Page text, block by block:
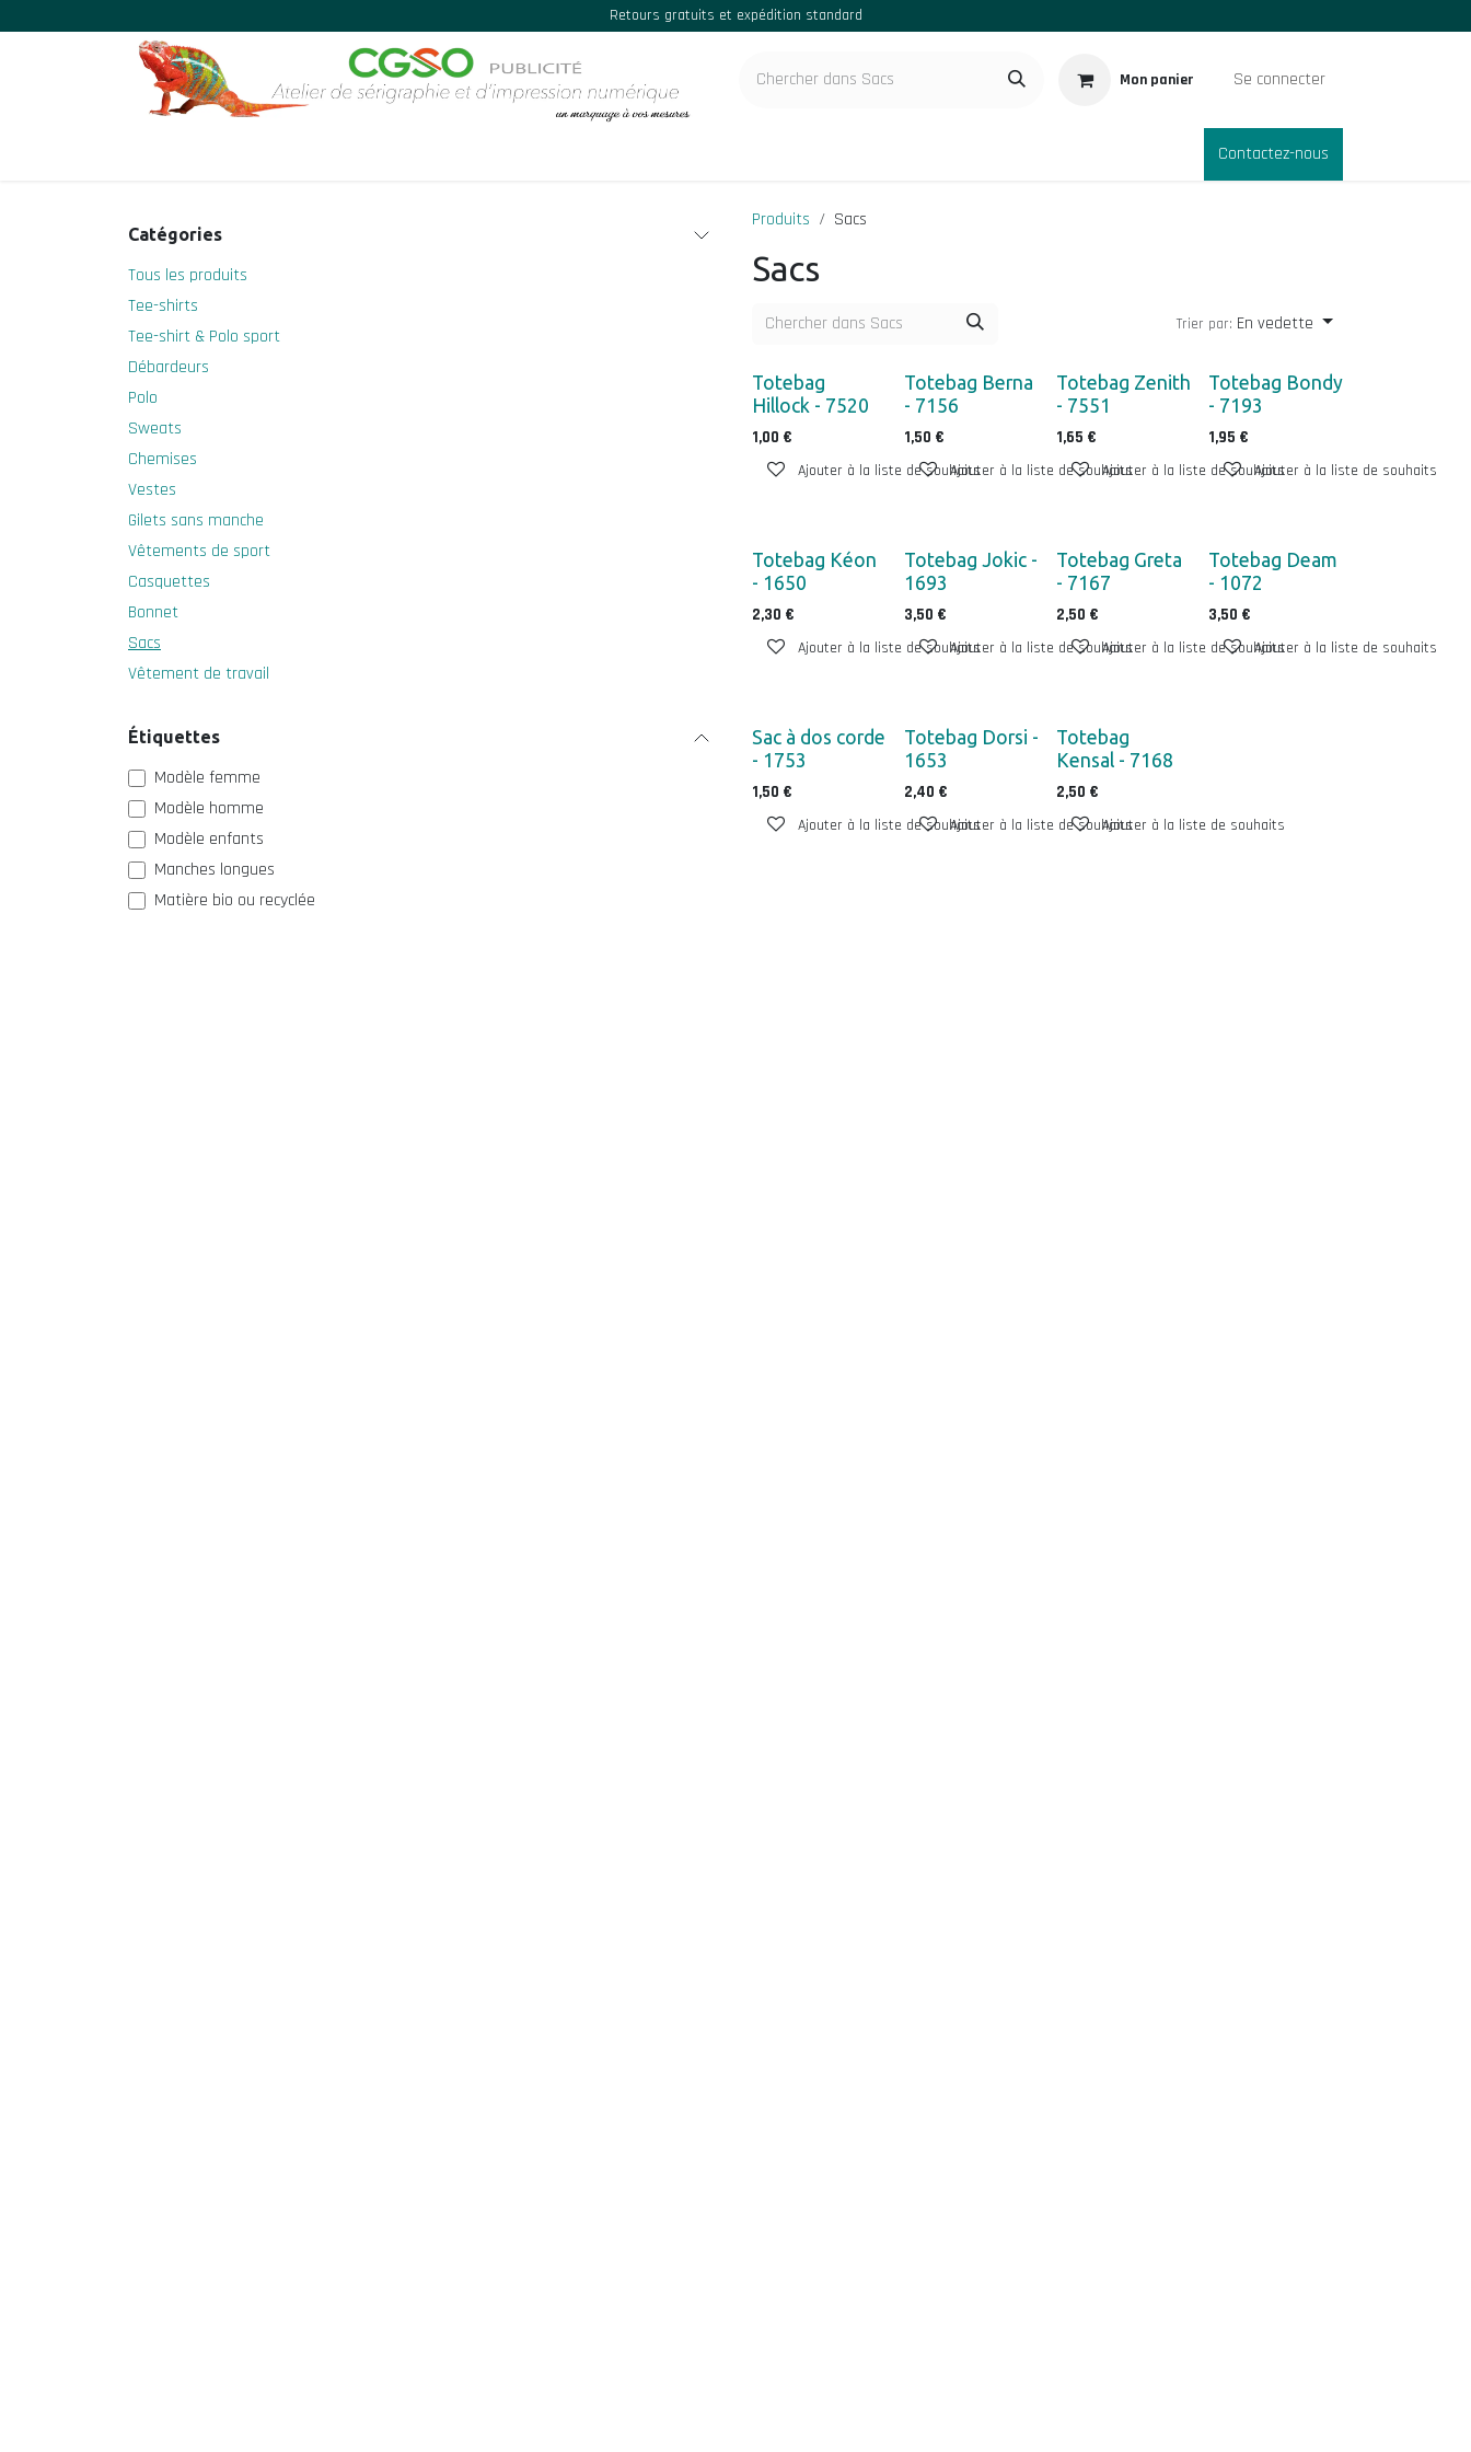
Retours gratuits et expédition standard
Mon panier Se connecter
Contactez-nous
Catégories
Tous les produits
Tee-shirts
Tee-shirt & Polo sport
Débardeurs
Polo
Sweats
Chemises
Vestes
Gilets sans manche
Vêtements de sport
Casquettes
Bonnet
Sacs
Vêtement de travail
Étiquettes
Modèle femme
Modèle homme
Modèle enfants
Manches longues
Matière bio ou recyclée
Produits Sacs
Sacs
Trier par: En vedette
Totebag
Hillock - 7520
1,00 €
Ajouter à la liste de souhaits
Totebag Berna
- 7156
1,50 €
Ajouter à la liste de souhaits
Totebag Zenith
- 7551
1,65 €
Ajouter à la liste de souhaits
Totebag Bondy
- 7193
1,95 €
Ajouter à la liste de souhaits
Totebag Kéon
- 1650
2,30 €
Ajouter à la liste de souhaits
Totebag Jokic -
1693
3,50 €
Ajouter à la liste de souhaits
Totebag Greta
- 7167
2,50 €
Ajouter à la liste de souhaits
Totebag Deam
- 1072
3,50 €
Ajouter à la liste de souhaits
Sac à dos corde
- 1753
1,50 €
Ajouter à la liste de souhaits
Totebag Dorsi -
1653
2,40 €
Ajouter à la liste de souhaits
Totebag
Kensal - 7168
2,50 €
Ajouter à la liste de souhaits